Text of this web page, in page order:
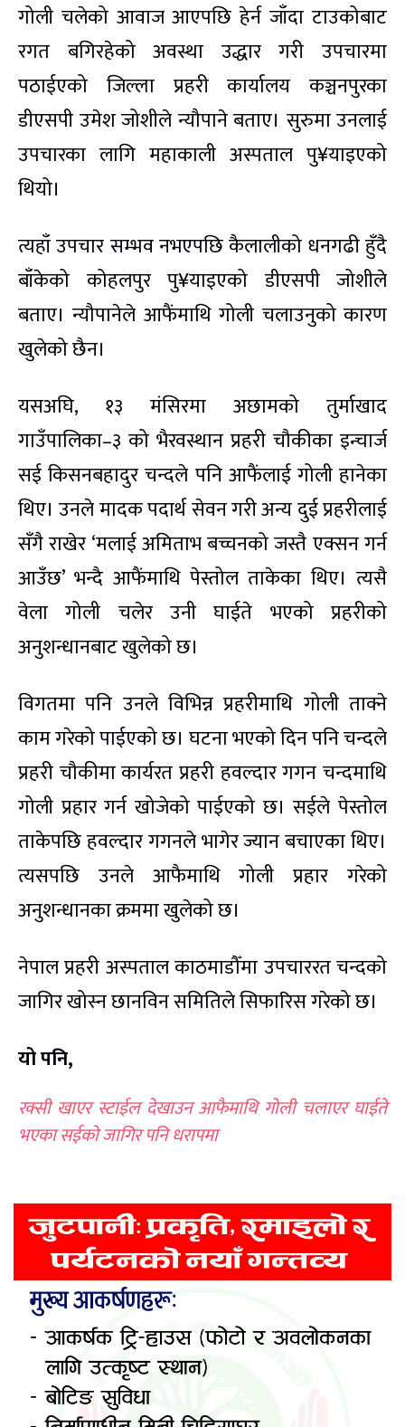
गोली चलेको आवाज आएपछि हेर्न जाँदा टाउकोबाट
रगत बगिरहेको अवस्था उद्धार गरी उपचारमा
पठाईएको जिल्ला प्रहरी कार्यालय कञ्चनपुरका
डीएसपी उमेश जोशीले न्यौपाने बताए। सुरुमा उनलाई
उपचारका लागि महाकाली अस्पताल पु¥याइएको
थियो।
त्यहाँ उपचार सम्भव नभएपछि कैलालीको धनगढी हुँदै
बाँकेको कोहलपुर पु¥याइएको डीएसपी जोशीले
बताए। न्यौपानेले आफैंमाथि गोली चलाउनुको कारण
खुलेको छैन।
यसअघि, १३ मंसिरमा अछामको तुर्माखाद
गाउँपालिका–३ को भैरवस्थान प्रहरी चौकीका इन्चार्ज
सई किसनबहादुर चन्दले पनि आफैंलाई गोली हानेका
थिए। उनले मादक पदार्थ सेवन गरी अन्य दुई प्रहरीलाई
सँगै राखेर ‘मलाई अमिताभ बच्चनको जस्तै एक्सन गर्न
आउँछ’ भन्दै आफैंमाथि पेस्तोल ताकेका थिए। त्यसै
वेला गोली चलेर उनी घाईते भएको प्रहरीको
अनुशन्धानबाट खुलेको छ।
विगतमा पनि उनले विभिन्न प्रहरीमाथि गोली ताक्ने
काम गरेको पाईएको छ। घटना भएको दिन पनि चन्दले
प्रहरी चौकीमा कार्यरत प्रहरी हवल्दार गगन चन्दमाथि
गोली प्रहार गर्न खोजेको पाईएको छ। सईले पेस्तोल
ताकेपछि हवल्दार गगनले भागेर ज्यान बचाएका थिए।
त्यसपछि उनले आफैमाथि गोली प्रहार गरेको
अनुशन्धानका क्रममा खुलेको छ।
नेपाल प्रहरी अस्पताल काठमाडौँमा उपचाररत चन्दको
जागिर खोस्न छानविन समितिले सिफारिस गरेको छ।
यो पनि,
रक्सी खाएर स्टाईल देखाउन आफैमाथि गोली चलाएर घाईते
भएका सईको जागिर पनि धरापमा